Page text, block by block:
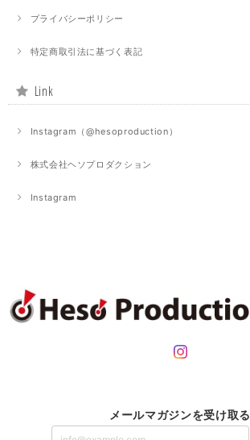
プライバシーポリシー
特定商取引法に基づく表記
Link
Instagram（@hesoproduction）
株式会社ヘソプロダクション
Instagram
メールマガジンを受け取る